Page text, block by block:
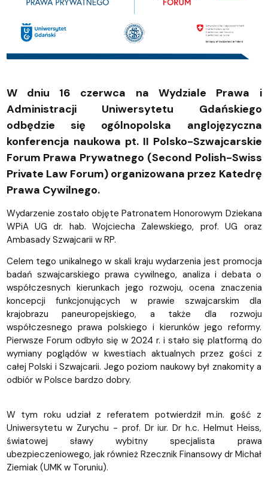
W dniu 16 czerwca na Wydziale Prawa i
Administracji Uniwersytetu Gdańskiego
odbędzie się ogólnopolska anglojęzyczna
konferencja naukowa pt. II Polsko-Szwajcarskie
Forum Prawa Prywatnego (Second Polish-Swiss
Private Law Forum) organizowana przez Katedrę
Prawa Cywilnego.
Wydarzenie zostało objęte Patronatem Honorowym Dziekana
WPiA UG dr. hab. Wojciecha Zalewskiego, prof. UG oraz
Ambasady Szwajcarii w RP.
Celem tego unikalnego w skali kraju wydarzenia jest promocja
badań szwajcarskiego prawa cywilnego, analiza i debata o
współczesnych kierunkach jego rozwoju, ocena znaczenia
koncepcji funkcjonujących w prawie szwajcarskim dla
krajobrazu paneuropejskiego, a także dla rozwoju
współczesnego prawa polskiego i kierunków jego reformy.
Pierwsze Forum odbyło się w 2024 r. i stało się platformą do
wymiany poglądów w kwestiach aktualnych przez gości z
całej Polski i Szwajcarii. Jego poziom naukowy był znakomity a
odbiór w Polsce bardzo dobry.
W tym roku udział z referatem potwierdził m.in. gość z
Uniwersytetu w Zurychu - prof. Dr iur. Dr h.c. Helmut Heiss,
światowej sławy wybitny specjalista prawa
ubezpieczeniowego, jak również Rzecznik Finansowy dr Michał
Ziemiak (UMK w Toruniu).